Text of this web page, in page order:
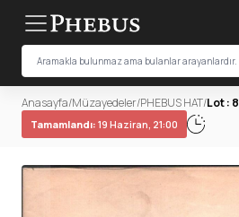
Anasayfa/Müzayedeler/PHEBUS HAT/Lot : 8
Tamamlandı: 19 Haziran, 21:00